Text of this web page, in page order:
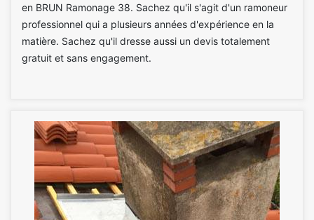
en BRUN Ramonage 38. Sachez qu'il s'agit d'un ramoneur
professionnel qui a plusieurs années d'expérience en la
matière. Sachez qu'il dresse aussi un devis totalement
gratuit et sans engagement.